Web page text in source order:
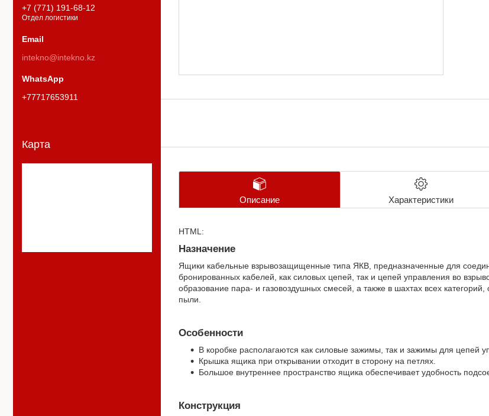
Описание Характеристики
HTML:
Назначение
Ящики кабельные взрывозащищенные типа ЯКВ, предназначенные для
бронированных кабелей, как силовых цепей, так и цепей управления во
образование пара- и газовоздушных смесей, а также в шахтах всех
пыли.
Особенности
В коробке располагаются как силовые зажимы, так и зажимы для цепей
Крышка ящика при открывании отходит в сторону на петлях.
Большое внутреннее пространство ящика обеспечивает удобность
Конструкция
+7 (771) 191-68-12
Отдел логистики
intekno@intekno.kz
+77717653911
Карта